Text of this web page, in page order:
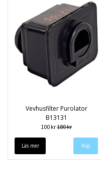
Vevhusfilter Purolator
B13131
100 kr180 kr
Läs mer